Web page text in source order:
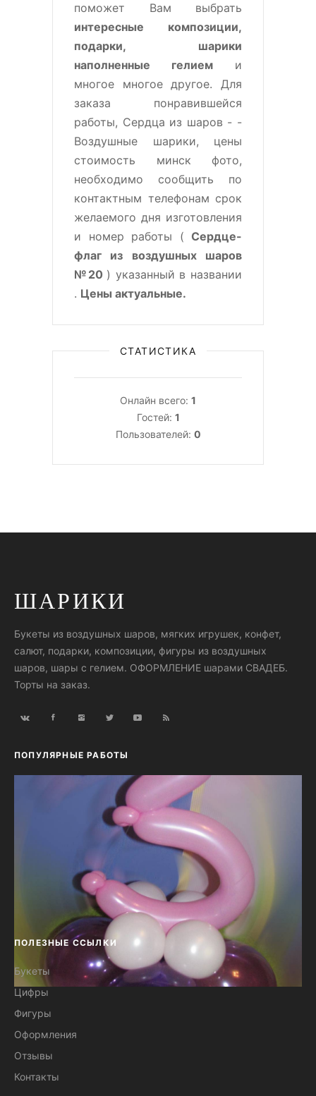
поможет Вам выбрать
интересные композиции,
подарки, шарики
наполненные гелием и
многое многое другое. Для
заказа понравившейся
работы, Сердца из шаров - -
Воздушные шарики, цены
стоимость минск фото,
необходимо сообщить по
контактным телефонам срок
желаемого дня изготовления
и номер работы ( Сердце-
флаг из воздушных шаров
№20 ) указанный в названии
. Цены актуальные.
СТАТИСТИКА
Онлайн всего: 1
Гостей: 1
Пользователей: 0
ШАРИКИ
Букеты из воздушных шаров, мягких игрушек, конфет,
салют, подарки, композиции, фигуры из воздушных
шаров, шары с гелием. ОФОРМЛЕНИЕ шарами СВАДЕБ.
Торты на заказ.
ПОПУЛЯРНЫЕ РАБОТЫ
Цифра три из воздушных шаров
(настольная) №34
ПОЛЕЗНЫЕ ССЫЛКИ
Букеты
Цифры
Фигуры
Оформления
Отзывы
Контакты